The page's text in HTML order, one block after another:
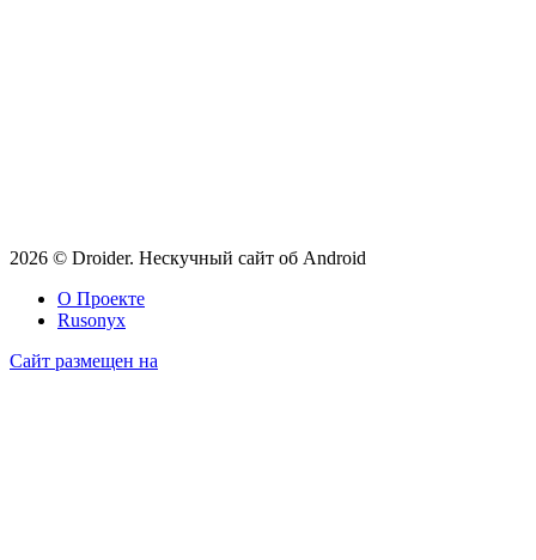
2026 © Droider. Нескучный сайт об Android
О Проекте
Rusonyx
Сайт размещен на